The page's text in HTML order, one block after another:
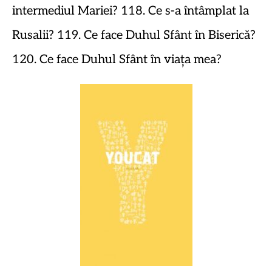
intermediul Mariei? 118. Ce s-a întâmplat la
Rusalii? 119. Ce face Duhul Sfânt în Biserică?
120. Ce face Duhul Sfânt în viața mea?